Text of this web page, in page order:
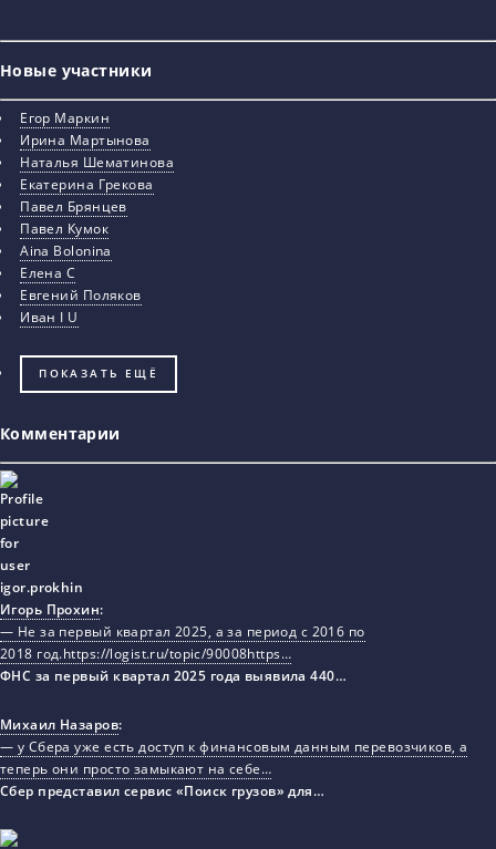
Новые участники
Егор Маркин
Ирина Мартынова
Наталья Шематинова
Екатерина Грекова
Павел Брянцев
Павел Кумок
Aina Bolonina
Елена С
Евгений Поляков
Иван I U
ПОКАЗАТЬ ЕЩЁ
Комментарии
Игорь Прохин:
— Не за первый квартал 2025, а за период с 2016 по
2018 год.https://logist.ru/topic/90008https…
ФНС за первый квартал 2025 года выявила 440…
Михаил Назаров:
— у Сбера уже есть доступ к финансовым данным перевозчиков, а
теперь они просто замыкают на себе…
Сбер представил сервис «Поиск грузов» для…